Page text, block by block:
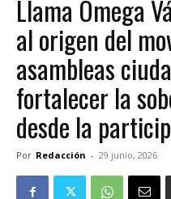
Llama Omega
al origen del
asambleas
fortalecer la
desde la
Por Redacción - 29 junio, 2026